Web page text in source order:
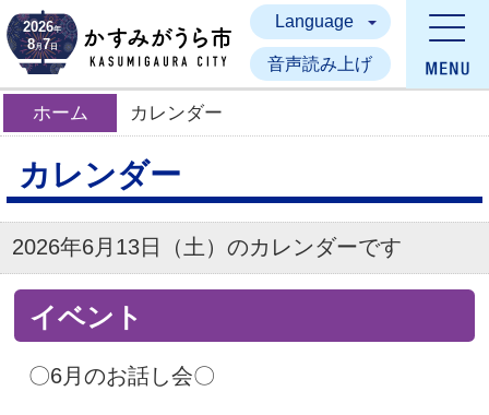
かすみがうら市
2026年
8月7日
Language
音声読み上げ
ホーム カレンダー
カレンダー
2026年6月13日（土）のカレンダーです
イベント
〇6月のお話し会〇